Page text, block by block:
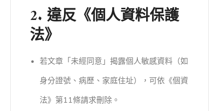
2. 違反《個人資料保護
法》
若文章「未經同意」揭露個人敏感資料（如
身分證號、病歷、家庭住址），可依《個資
法》第11條請求刪除。